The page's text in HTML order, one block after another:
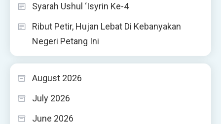
Syarah Ushul ‘Isyrin Ke-4
Ribut Petir, Hujan Lebat Di Kebanyakan
Negeri Petang Ini
August 2026
July 2026
June 2026